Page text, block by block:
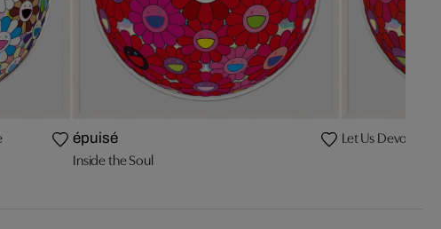
épuisé
Inside the Soul
Let Us Devote